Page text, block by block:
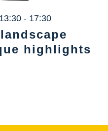
- 17:30
highlights